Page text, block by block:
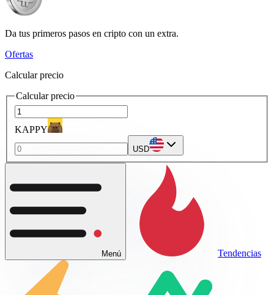
Da tus primeros pasos en cripto con un extra.
Ofertas
Calcular precio
Calcular precio
KAPPY
USD
Menú Tendencias